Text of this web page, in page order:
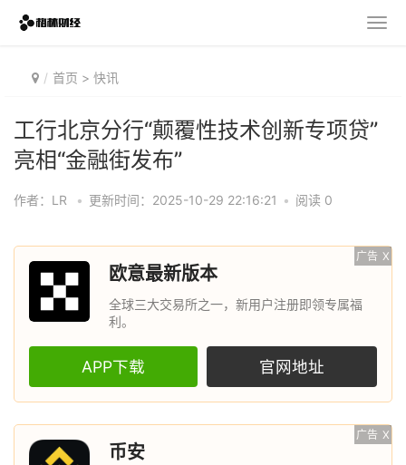
首页 > 快讯
工行北京分行“颠覆性技术创新专项贷”
亮相“金融街发布”
作者：LR • 更新时间：2025-10-29 22:16:21 • 阅读 0
广告 X
欧意最新版本
全球三大交易所之一，新用户注册即领专属福
利。
APP下载 官网地址
广告 X
币安